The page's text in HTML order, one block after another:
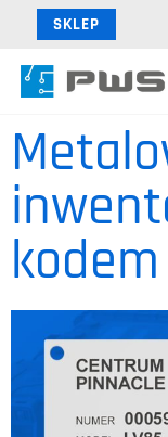
SKLEP